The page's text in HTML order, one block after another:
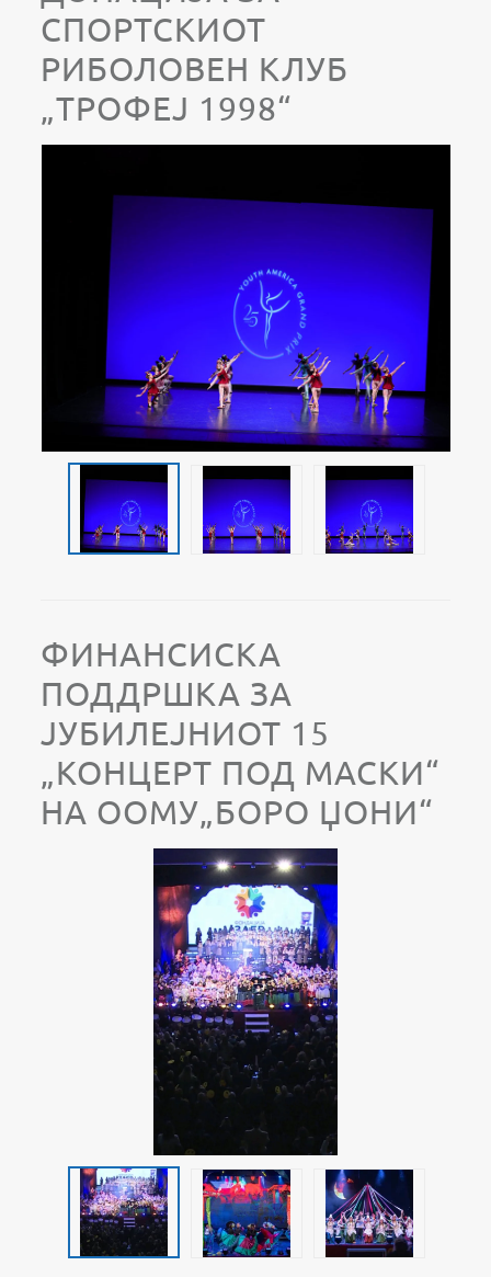
СПОРТСКИОТ
РИБОЛОВЕН КЛУБ
„ТРОФЕЈ 1998“
ФИНАНСИСКА
ПОДДРШКА ЗА
ЈУБИЛЕЈНИОТ 15
„КОНЦЕРТ ПОД МАСКИ“
НА ООМУ„БОРО ЏОНИ“